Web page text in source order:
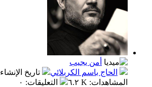
أمن يجيب
الحاج باسم الكربلائي
تاريخ الإنشاء
المشاهدات: ٦.٢ K التعليقات: ٠